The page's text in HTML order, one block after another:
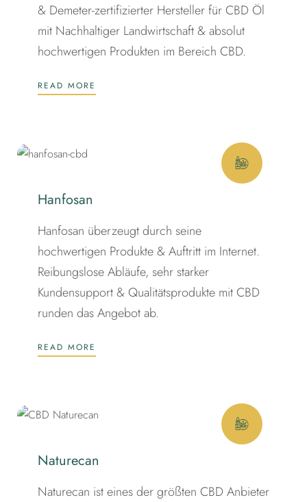
& Demeter-zertifizierter Hersteller für CBD Öl
mit Nachhaltiger Landwirtschaft & absolut
hochwertigen Produkten im Bereich CBD.
READ MORE
Hanfosan
Hanfosan überzeugt durch seine
hochwertigen Produkte & Auftritt im Internet.
Reibungslose Abläufe, sehr starker
Kundensupport & Qualitätsprodukte mit CBD
runden das Angebot ab.
READ MORE
Naturecan
Naturecan ist eines der größten CBD Anbieter